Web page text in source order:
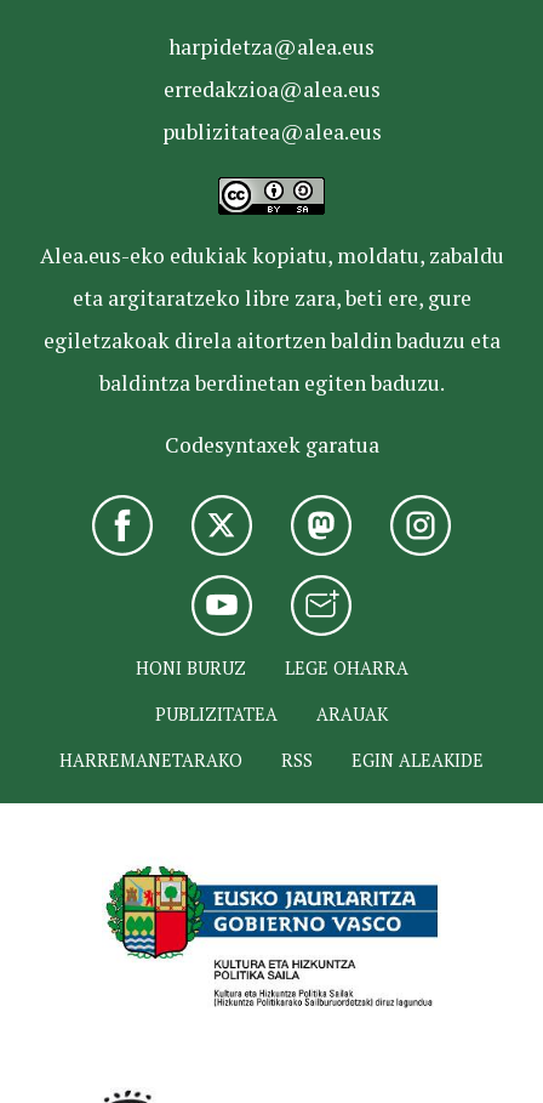
harpidetza@alea.eus
erredakzioa@alea.eus
publizitatea@alea.eus
Alea.eus-eko edukiak kopiatu, moldatu, zabaldu
eta argitaratzeko libre zara, beti ere, gure
egiletzakoak direla aitortzen baldin baduzu eta
baldintza berdinetan egiten baduzu.
Codesyntaxek garatua
HONI BURUZ
LEGE OHARRA
PUBLIZITATEA
ARAUAK
HARREMANETARAKO
RSS EGIN ALEAKIDE